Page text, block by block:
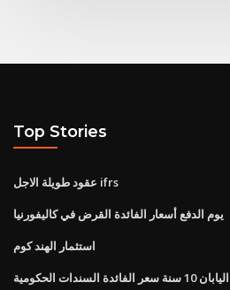
Top Stories
عقود طويلة الاجل ifrs
يوم الدفع أسعار الفائدة القرض في كاليفورنيا
استثمار الهند كوم
اليابان 10 سنة سعر الفائدة السندات الحكومية